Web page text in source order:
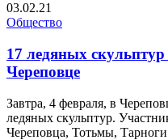
03.02.21
Общество
17 ледяных
Череповце
Завтра, 4 февраля, в
ледяных скульптур.
Череповца, Тотьмы,